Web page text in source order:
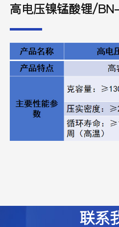
高电压镍锰酸锂/
联系